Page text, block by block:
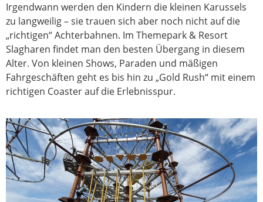
Irgendwann werden den Kindern die kleinen Karussels
zu langweilig – sie trauen sich aber noch nicht auf die
„richtigen“ Achterbahnen. Im Themepark & Resort
Slagharen findet man den besten Übergang in diesem
Alter. Von kleinen Shows, Paraden und mäßigen
Fahrgeschäften geht es bis hin zu „Gold Rush“ mit einem
richtigen Coaster auf die Erlebnisspur.